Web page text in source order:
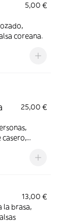
5,00 €
coreana.
25,00 €
13,00 €
la brasa,